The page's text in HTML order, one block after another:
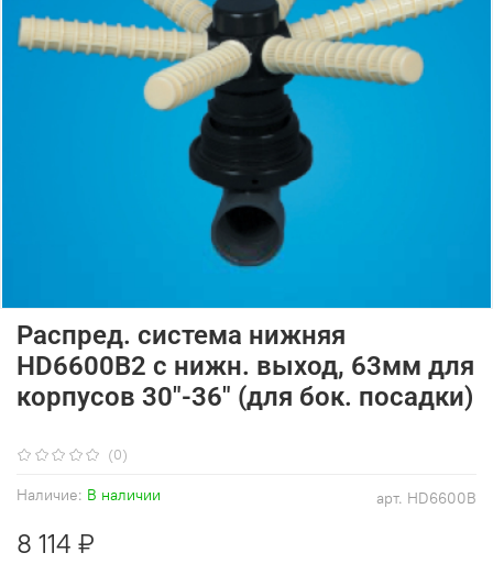
(0)
арт. HD6600B
Наличие: В наличии
Распред. система нижняя
HD6600B2 с нижн. выход, 63мм для
корпусов 30"-36" (для бок. посадки)
8 114 ₽